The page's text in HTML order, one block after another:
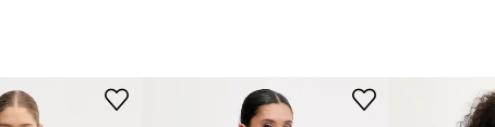
Producent